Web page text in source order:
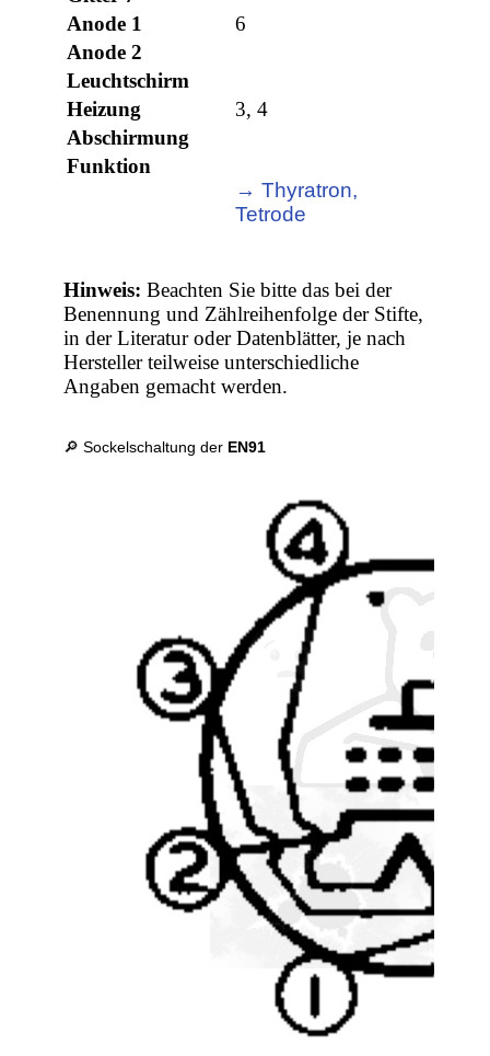
Anode 1
6
Anode 2
Leuchtschirm
Heizung
3, 4
Abschirmung
Funktion
→ Thyratron,
Tetrode
Hinweis: Beachten Sie bitte das bei der
Benennung und Zählreihenfolge der Stifte,
in der Literatur oder Datenblätter, je nach
Hersteller teilweise unterschiedliche
Angaben gemacht werden.
🔎 Sockelschaltung der EN91